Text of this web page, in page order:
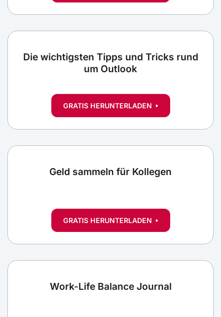
Die wichtigsten Tipps und Tricks rund
um Outlook
GRATIS HERUNTERLADEN
Geld sammeln für Kollegen
GRATIS HERUNTERLADEN
Work-Life Balance Journal